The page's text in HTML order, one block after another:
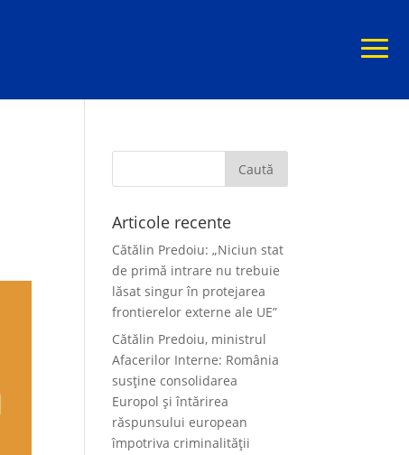
Articole recente
Cătălin Predoiu: „Niciun stat
de primă intrare nu trebuie
lăsat singur în protejarea
frontierelor externe ale UE”
Cătălin Predoiu, ministrul
Afacerilor Interne: România
susține consolidarea
Europol și întărirea
răspunsului european
împotriva criminalității